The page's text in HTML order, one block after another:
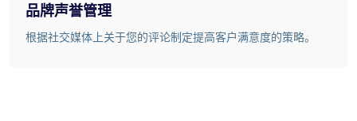
品牌声誉管理
根据社交媒体上关于您的评论制定提高客户满意度的策略。